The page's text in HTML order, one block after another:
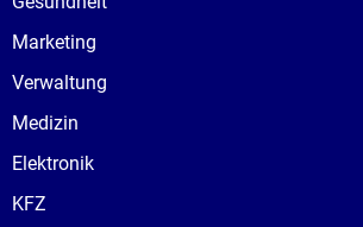
Marketing
Verwaltung
Medizin
Elektronik
KFZ